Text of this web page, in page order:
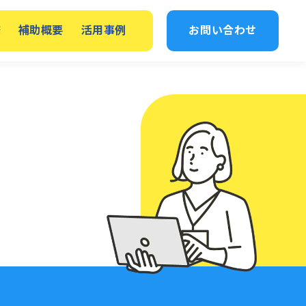
補助概要 活用事例 お問い合わせ